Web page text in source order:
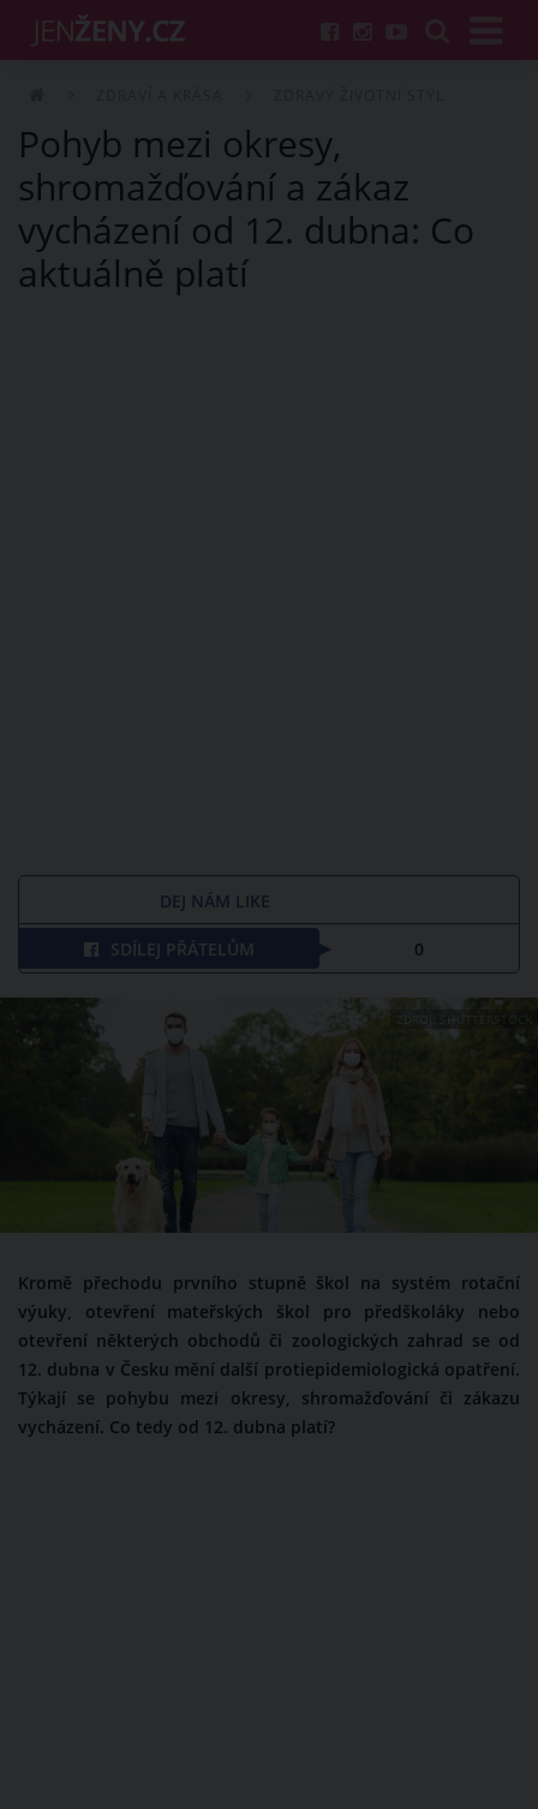
Pohyb mezi okresy,
shromažďování a zákaz
vycházení od 12. dubna: Co
aktuálně platí
DEJ NÁM LIKE
SDÍLEJ PŘÁTELŮM 0
ZDROJ: SHUTTERSTOCK
Kromě přechodu prvního stupně škol na systém rotační
výuky, otevření mateřských škol pro předškoláky nebo
otevření některých obchodů či zoologických zahrad se od
12. dubna v Česku mění další protiepidemiologická opatření.
Týkají se pohybu mezi okresy, shromažďování či zákazu
vycházení. Co tedy od 12. dubna platí?